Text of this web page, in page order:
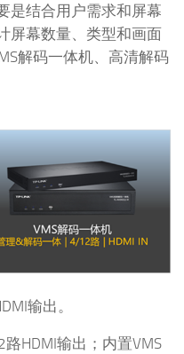
结合用户需求和屏幕
屏幕数量、类型和画面
解码一体机、高清解码
输出。
HDMI输出；内置VMS